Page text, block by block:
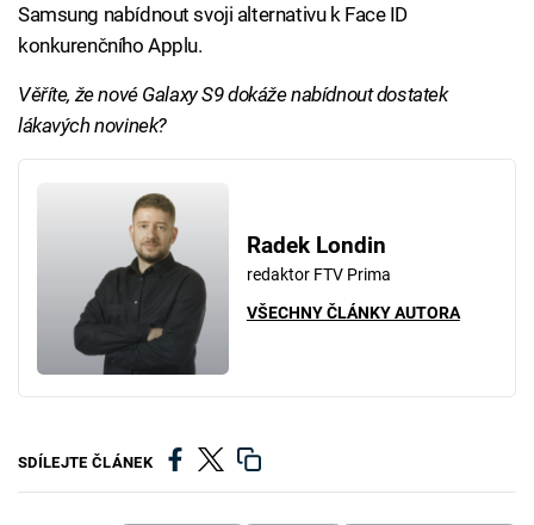
Samsung nabídnout svoji alternativu k Face ID
konkurenčního Applu.
Věříte, že nové Galaxy S9 dokáže nabídnout dostatek
lákavých novinek?
Radek Londin
redaktor FTV Prima
VŠECHNY ČLÁNKY AUTORA
SDÍLEJTE ČLÁNEK